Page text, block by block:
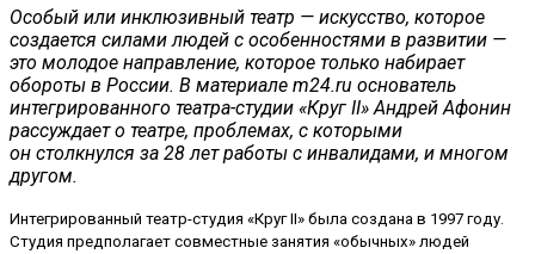
Особый или инклюзивный театр — искусство, которое
создается силами людей с особенностями в развитии —
это молодое направление, которое только набирает
обороты в России. В материале m24.ru основатель
интегрированного театра-студии «Круг II» Андрей Афонин
рассуждает о театре, проблемах, с которыми
он столкнулся за 28 лет работы с инвалидами, и многом
другом.
Интегрированный театр-студия «Круг II» была создана в 1997 году.
Студия предполагает совместные занятия «обычных» людей